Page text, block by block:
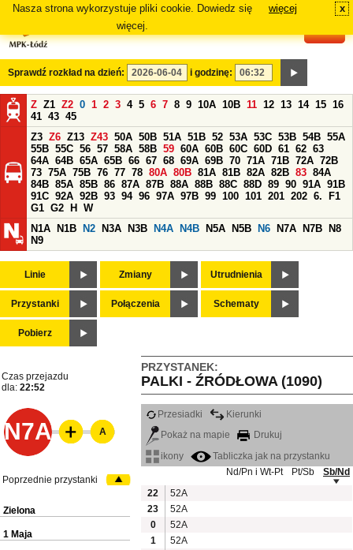
Nasza strona wykorzystuje pliki cookie. Dowiedz się
więcej.
więcej x
Sprawdź rozkład na dzień: i godzinę:
Z Z1 Z2 0 1 2 3 4 5 6 7 8 9 10A 10B 11 12 13 14 15 16
41 43 45
Z3 Z6 Z13 Z43 50A 50B 51A 51B 52 53A 53C 53B 54B 55A
55B 55C 56 57 58A 58B 59 60A 60B 60C 60D 61 62 63
64A 64B 65A 65B 66 67 68 69A 69B 70 71A 71B 72A 72B
73 75A 75B 76 77 78 80A 80B 81A 81B 82A 82B 83 84A
84B 85A 85B 86 87A 87B 88A 88B 88C 88D 89 90 91A 91B
91C 92A 92B 93 94 96 97A 97B 99 100 101 201 202 6.
F1
G1 G2 H
W
N1A
N1B N2 N3A N3B N4A N4B N5A N5B N6 N7A N7B
N8
N9
Linie Zmiany Utrudnienia
Przystanki Połączenia Schematy
Pobierz
PRZYSTANEK:
PALKI - ŹRÓDŁOWA (1090)
Czas przejazdu
dla: 22:52
N7A
Przesiadki
Kierunki
Pokaż na mapie
Drukuj
ikony
Tabliczka jak na przystanku
Nd/Pn i Wt-Pt
Pt/Sb
Sb/Nd
22
52A
23
52A
0
52A
1
52A
A
Poprzednie przystanki
Zielona
1 Maja